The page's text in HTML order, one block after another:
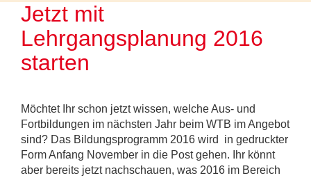
Jetzt mit
Lehrgangsplanung 2016
starten
Möchtet Ihr schon jetzt wissen, welche Aus- und
Fortbildungen im nächsten Jahr beim WTB im Angebot
sind? Das Bildungsprogramm 2016 wird in gedruckter
Form Anfang November in die Post gehen. Ihr könnt
aber bereits jetzt nachschauen, was 2016 im Bereich